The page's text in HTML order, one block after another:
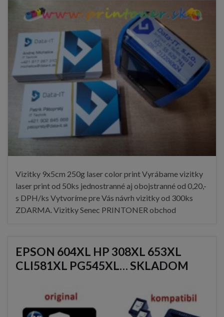
Vizitky 9x5cm 250g laser color print Vyrábame vizitky
laser print od 50ks jednostranné aj obojstranné od 0,20,-
s DPH/ks Vytvoríme pre Vás návrh vizitky od 300ks
ZDARMA. Vizitky Senec PRINTONER obchod
EPSON 604XL HP 308XL 653XL
CLI581XL PG545XL… SKLADOM